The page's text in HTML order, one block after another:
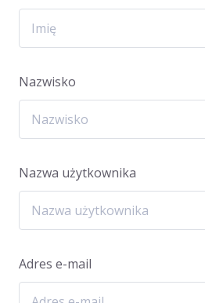
Nazwisko
Nazwa użytkownika
Adres e-mail